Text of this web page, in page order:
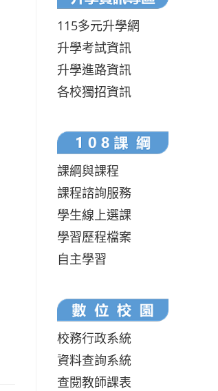
115多元升學網
升學考試資訊
升學進路資訊
各校獨招資訊
課綱與課程
課程諮詢服務
學生線上選課
學習歷程檔案
自主學習
校務行政系統
資料查詢系統
查閱教師課表